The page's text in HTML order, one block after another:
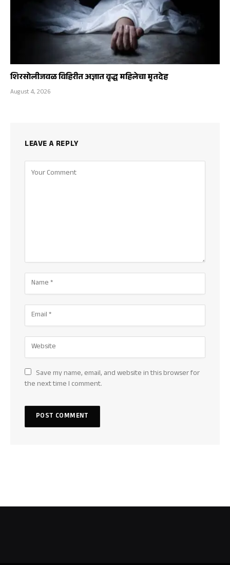
शिरसोलीजवळ विहिरीत अज्ञात वृद्ध महिलेचा मृतदेह
August 4, 2026
LEAVE A REPLY
Save my name, email, and website in this browser for
the next time I comment.